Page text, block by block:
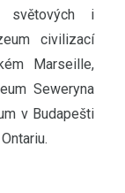
světových i
civilizací
Marseille,
Seweryna
v Budapešti